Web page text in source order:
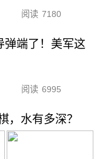
阅读 7180
弹端了！美军这
阅读 6995
，水有多深？